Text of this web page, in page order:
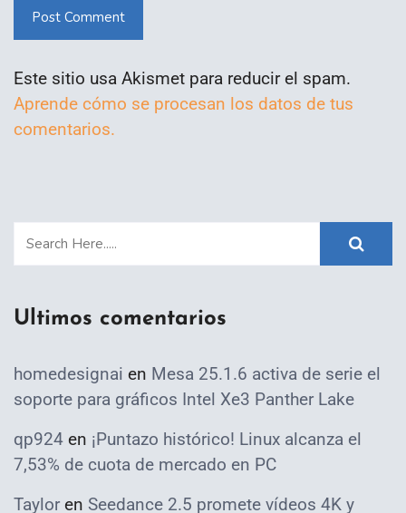
Post Comment
Este sitio usa Akismet para reducir el spam.
Aprende cómo se procesan los datos de tus
comentarios.
Ultimos comentarios
homedesignai en Mesa 25.1.6 activa de serie el
soporte para gráficos Intel Xe3 Panther Lake
qp924 en ¡Puntazo histórico! Linux alcanza el
7,53% de cuota de mercado en PC
Taylor en Seedance 2.5 promete vídeos 4K y